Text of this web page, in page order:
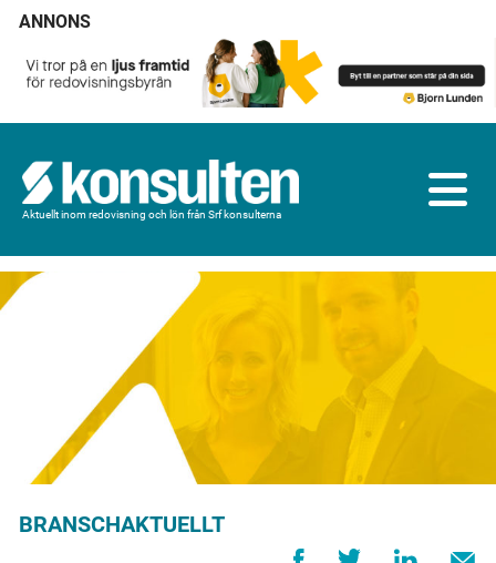
ANNONS
Aktuellt inom redovisning och lön från Srf konsulterna
BRANSCHAKTUELLT